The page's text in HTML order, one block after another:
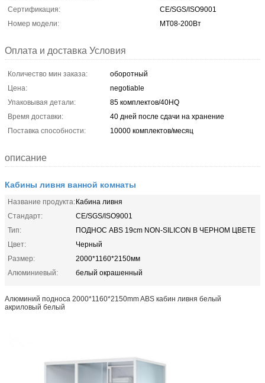
Сертификация:
CE/SGS/ISO9001
Номер модели:
МТ08-200Вт
Оплата и доставка Условия
Количество мин заказа:
оборотный
Цена:
negotiable
Упаковывая детали:
85 комплектов/40HQ
Время доставки:
40 дней после сдачи на хранение
Поставка способности:
10000 комплектов/месяц
описание
Кабины ливня ванной комнаты
Название продукта:Кабина ливня
Стандарт:
CE/SGS/ISO9001
Тип:
ПОДНОС ABS 19cm NON-SILICON В ЧЕРНОМ ЦВЕТЕ
Цвет:
Черный
Размер:
2000*1160*2150мм
Алюминиевый:
белый окрашенный
Алюминий подноса 2000*1160*2150mm ABS кабин ливня белый
акриловый белый